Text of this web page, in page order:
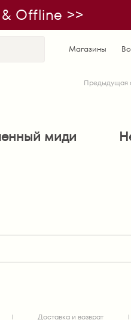
Offline >>
Магазины
Предыдущая
миди
Доставка и возврат